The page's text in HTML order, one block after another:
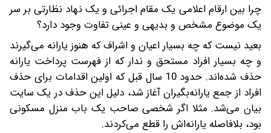
چرا بین ارقام اعلامی یک مقام اجرائی و یک نهاد نظارتی بر سر
یک موضوع مشخص و بدیهی و عینی تفاوت وجود دارد؟
بعید نیست که چه‌ بسیار اعیان و اشراف که هنوز یارانه‌ می‌گیرند
و چه‌ بسیار افراد مستحق و ندار که از فهرست پرداخت یارانه
حذف شده‌اند. حدود 10 سال قبل که اولین اقدامات برای حذف
افراد از جمع یارانه‌بگیران آغاز شد، دلیل این حذف در یک سایت
بیان می‌شد. مثلا اگر شخصی صاحب یک باب منزل مسکونی
بود، بلافاصله یارانه‌اش را قطع می‌‌کردند.